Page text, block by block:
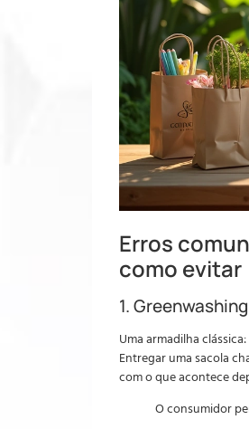
Erros
como evitar
1.
Uma armadilha
Entregar uma sacola
com o que acontece
O consumidor